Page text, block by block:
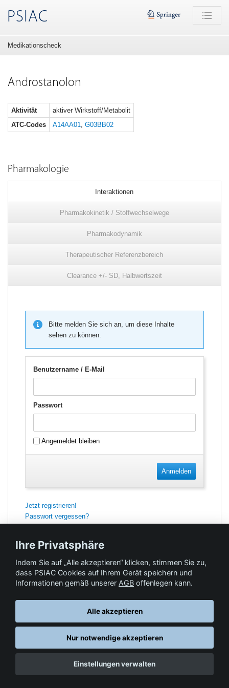
PSIAC
Medikationscheck
Androstanolon
Aktivität
aktiver Wirkstoff/Metabolit
ATC-Codes
A14AA01, G03BB02
Pharmakologie
Interaktionen
Pharmakokinetik / Stoffwechselwege
Pharmakodynamik
Therapeutischer Referenzbereich
Clearance +/- SD, Halbwertszeit
Bitte melden Sie sich an, um diese Inhalte
sehen zu können.
Benutzername / E-Mail
Passwort
Angemeldet bleiben
Anmelden
Jetzt registrieren!
Passwort vergessen?
Feedback
© Springer-Verlag GmbH. Part of Springer Nature •Datenschutz,AGB,
Ihre Privatsphäre
Indem Sie auf „Alle akzeptieren“ klicken, stimmen Sie zu,
dass PSIAC Cookies auf Ihrem Gerät speichern und
Informationen gemäß unserer AGB offenlegen kann.
Alle akzeptieren
Nur notwendige akzeptieren
Einstellungen verwalten